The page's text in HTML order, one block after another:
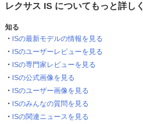
レクサス IS についてもっと詳しく
知る
ISの最新モデルの情報を見る
ISのユーザーレビューを見る
ISの専門家レビューを見る
ISの公式画像を見る
ISのユーザー画像を見る
ISのみんなの質問を見る
ISの関連ニュースを見る